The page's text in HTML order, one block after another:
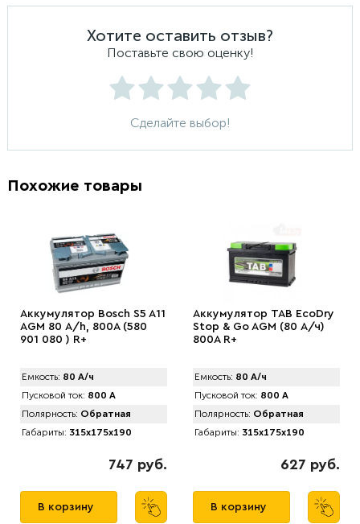
Хотите оставить отзыв?
Поставьте свою оценку!
Сделайте выбор!
Похожие товары
Аккумулятор Bosch S5 A11
AGM 80 А/h, 800А (580
901 080 ) R+
Емкость: 80 А/ч
Пусковой ток: 800 А
Полярность: Обратная
Габариты: 315x175x190
747 руб.
В корзину
Аккумулятор TAB EcоDry
Stop & Go AGM (80 А/ч)
800А R+
Емкость: 80 А/ч
Пусковой ток: 800 А
Полярность: Обратная
Габариты: 315x175x190
627 руб.
В корзину